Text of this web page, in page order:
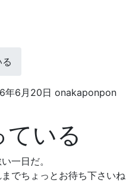
年6月20日 onakaponpon
いる
一日だ。
でちょっとお待ち下さいね